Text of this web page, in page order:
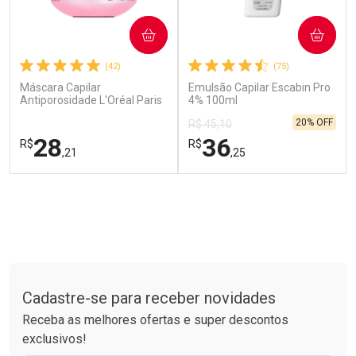
Ver Desconto Convênio
(42)
Máscara Capilar
Antiporosidade L'Oréal Paris
R$28,21
COMPRAR
(75)
Emulsão Capilar Escabin Pro
4% 100ml
R$ 45,10
R$36,25
20% OFF
COMPRAR
Cadastre-se para receber novidades
Receba as melhores ofertas e super descontos
exclusivos!